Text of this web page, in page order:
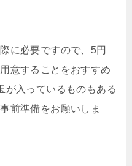
に必要ですので、5円
意することをおすすめ
が入っているものもある
前準備をお願いしま